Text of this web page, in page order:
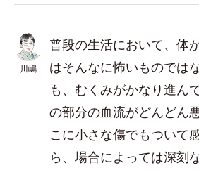
川嶋
普段の生活において、体
はそんなに怖いものでは
も、むくみがかなり進ん
の部分の血流がどんどん
こに小さな傷でもついて
ら、場合によっては深刻